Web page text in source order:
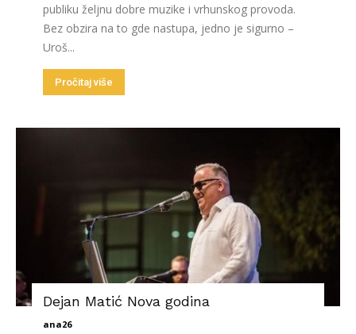
publiku željnu dobre muzike i vrhunskog provoda.
Bez obzira na to gde nastupa, jedno je sigurno –
Uroš...
Pročitaj više
Dejan Matić Nova godina
ana26